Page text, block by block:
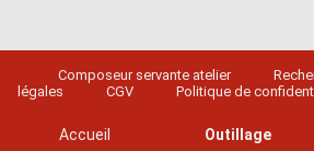
Composeur servante atelier
légales
CGV Politique de
Accueil
Outillage